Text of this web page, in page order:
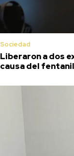
Sociedad
Liberaron a dos
causa del